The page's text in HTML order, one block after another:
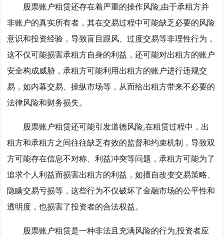
股票账户租赁还存在着严重的操作风险,由于承租方并
非账户的真实所有者，其在交易过程中可能缺乏必要的风险
意识和投资经验，导致盲目跟风、过度交易等非理性行为，
这不仅可能损害承租方自身的利益，还可能对出租方的账户
安全构成威胁，承租方可能利用出租方的账户进行违规交
易，如内幕交易、操纵市场等，从而给出租方带来不必要的
法律风险和财务损失。
股票账户租赁还可能引发道德风险,在租赁过程中，出
租方和承租方之间往往缺乏有效的监督和约束机制，导致双
方可能存在信息不对称、利益冲突等问题，承租方可能为了
追求个人利益而损害出租方的利益，如擅自改变交易策略、
隐瞒交易亏损等，这些行为不仅破坏了金融市场的公平性和
透明度，也损害了投资者的合法权益。
股票账户租赁是一种非法且充满风险的行为,投资者应